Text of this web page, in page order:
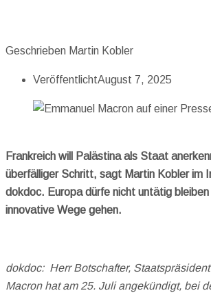
Geschrieben Martin Kobler
VeröffentlichtAugust 7, 2025
Frankreich will Palästina als Staat
überfälliger Schritt, sagt Martin Kobler im
dokdoc. Europa dürfe nicht untätig
innovative Wege gehen.
dokdoc: Herr Botschafter,
Macron hat am 25. Juli angekündigt, bei